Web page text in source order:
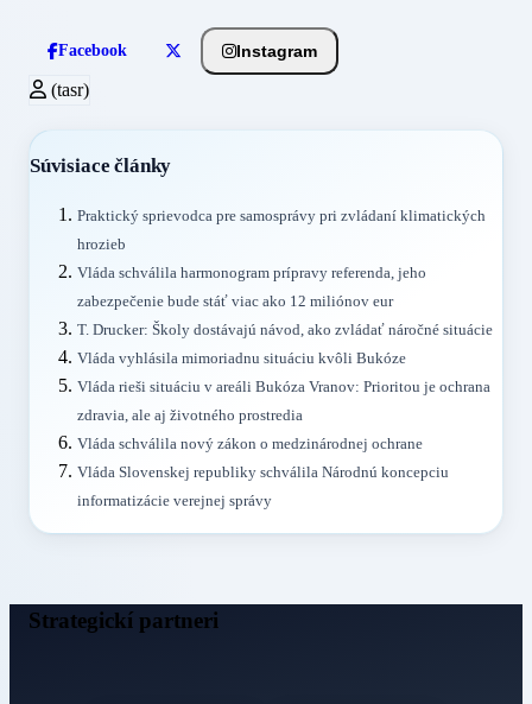
Facebook Instagram
(tasr)
Súvisiace články
Praktický sprievodca pre samosprávy pri zvládaní klimatických
hrozieb
Vláda schválila harmonogram prípravy referenda, jeho
zabezpečenie bude stáť viac ako 12 miliónov eur
T. Drucker: Školy dostávajú návod, ako zvládať náročné situácie
Vláda vyhlásila mimoriadnu situáciu kvôli Bukóze
Vláda rieši situáciu v areáli Bukóza Vranov: Prioritou je ochrana
zdravia, ale aj životného prostredia
Vláda schválila nový zákon o medzinárodnej ochrane
Vláda Slovenskej republiky schválila Národnú koncepciu
informatizácie verejnej správy
Strategickí partneri